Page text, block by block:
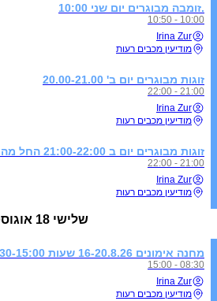
.זומבה מבוגרים יום שני 10:00
10:00 - 10:50
Irina Zur
מודיעין מכבים רעות
זוגות מבוגרים יום ב' 20.00-21.00
21:00 - 22:00
Irina Zur
מודיעין מכבים רעות
זוגות מבוגרים יום ב 21:00-22:00 החל מה 13.7
21:00 - 22:00
Irina Zur
מודיעין מכבים רעות
שלישי 18 אוגוסט
מחנה אימונים 16-20.8.26 שעות 8:30-15:00
08:30 - 15:00
Irina Zur
מודיעין מכבים רעות